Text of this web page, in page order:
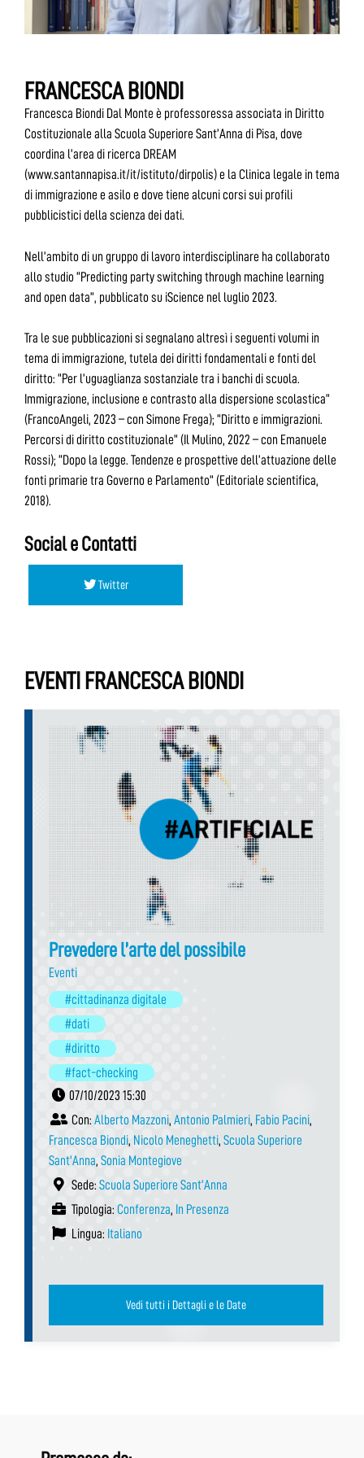
FRANCESCA BIONDI
Francesca Biondi Dal Monte è professoressa associata in Diritto
Costituzionale alla Scuola Superiore Sant’Anna di Pisa, dove
coordina l’area di ricerca DREAM
(www.santannapisa.it/it/istituto/dirpolis) e la Clinica legale in tema
di immigrazione e asilo e dove tiene alcuni corsi sui profili
pubblicistici della scienza dei dati.
Nell’ambito di un gruppo di lavoro interdisciplinare ha collaborato
allo studio “Predicting party switching through machine learning
and open data”, pubblicato su iScience nel luglio 2023.
Tra le sue pubblicazioni si segnalano altresì i seguenti volumi in
tema di immigrazione, tutela dei diritti fondamentali e fonti del
diritto: “Per l’uguaglianza sostanziale tra i banchi di scuola.
Immigrazione, inclusione e contrasto alla dispersione scolastica”
(FrancoAngeli, 2023 – con Simone Frega); “Diritto e immigrazioni.
Percorsi di diritto costituzionale” (Il Mulino, 2022 – con Emanuele
Rossi); “Dopo la legge. Tendenze e prospettive dell’attuazione delle
fonti primarie tra Governo e Parlamento” (Editoriale scientifica,
2018).
Social e Contatti
Twitter
EVENTI FRANCESCA BIONDI
Prevedere l’arte del possibile
Eventi
#cittadinanza digitale
#dati
#diritto
#fact-checking
07/10/2023 15:30
Con: Alberto Mazzoni, Antonio Palmieri, Fabio Pacini,
Francesca Biondi, Nicolo Meneghetti, Scuola Superiore
Sant'Anna, Sonia Montegiove
Sede: Scuola Superiore Sant’Anna
Tipologia: Conferenza, In Presenza
Lingua: Italiano
Vedi tutti i Dettagli e le Date